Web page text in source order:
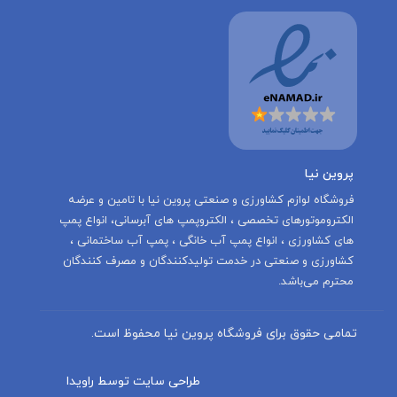
پروین نیا
‌فروشگاه لوازم کشاورزی و صنعتی پروین نیا با تامين و عرضه
الكتروموتورهاى تخصصى ، الكتروپمپ هاى آبرسانى، انواع پمپ
های کشاورزی ، انواع پمپ آب خانگی ، پمپ آب ساختمانی ،
کشاورزی و صنعتی در خدمت توليدكنندگان و مصرف كنندگان
محترم می‌باشد.
تمامی حقوق برای فروشگاه پروین نیا محفوظ است.
طراحی سایت توسط راویدا